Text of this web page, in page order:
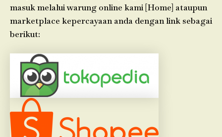
masuk melalui warung online kami [Home] ataupun
marketplace kepercayaan anda dengan link sebagai
berikut: